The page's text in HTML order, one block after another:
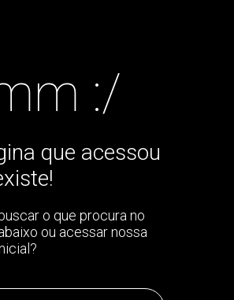
:/
que acessou
o que procura no
ou acessar nossa